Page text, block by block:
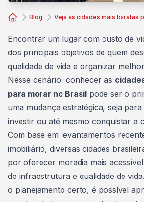
Blog
Encontrar um lugar com custo de
dos principais objetivos de quem
qualidade de vida e organizar
Nesse cenário, conhecer as
para morar no Brasil pode ser o
uma mudança estratégica, seja
investir ou até mesmo conquistar a
Com base em levantamentos
imobiliário, diversas cidades
por oferecer moradia mais
de infraestrutura e qualidade de
o planejamento certo, é possível